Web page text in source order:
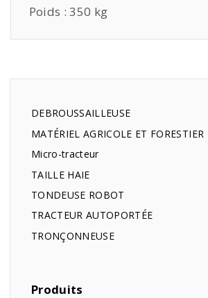
Poids : 350 kg
DEBROUSSAILLEUSE
MATÉRIEL AGRICOLE ET FORESTIER
Micro-tracteur
TAILLE HAIE
TONDEUSE ROBOT
TRACTEUR AUTOPORTÉE
TRONÇONNEUSE
Produits